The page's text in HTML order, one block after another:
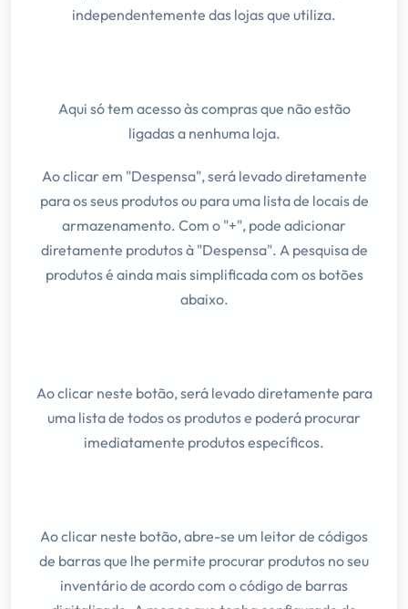
independentemente das lojas que utiliza.
Aqui só tem acesso às compras que não estão
ligadas a nenhuma loja.
Ao clicar em "Despensa", será levado diretamente
para os seus produtos ou para uma lista de locais de
armazenamento. Com o "+", pode adicionar
diretamente produtos à "Despensa". A pesquisa de
produtos é ainda mais simplificada com os botões
abaixo.
Ao clicar neste botão, será levado diretamente para
uma lista de todos os produtos e poderá procurar
imediatamente produtos específicos.
Ao clicar neste botão, abre-se um leitor de códigos
de barras que lhe permite procurar produtos no seu
inventário de acordo com o código de barras